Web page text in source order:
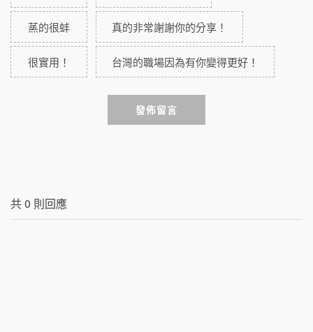
蒸的很蚌 真的非常謝謝你的分享！
很實用！ 台灣的職場因為有你變得更好！
發佈留言
共0 則回應